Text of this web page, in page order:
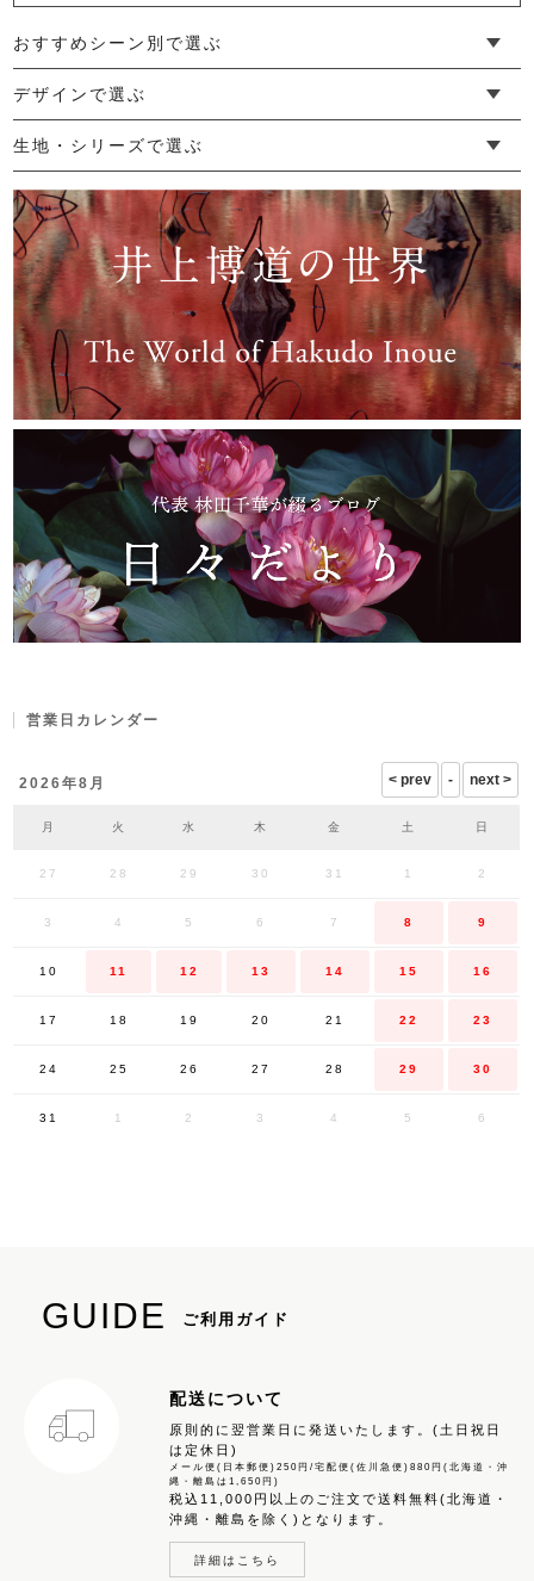
おすすめシーン別で選ぶ
└ 新生活
└ 和装
└ 旅行
└ 快眠
└ お祝い
デザインで選ぶ
└ ゆったりデザイン
└ 小柄さんにおすすめデザイン
└ 袖付きデザイン
└ メンズ・ユニセックスデザイン
└ 暮らしの黒色特集
生地・シリーズで選ぶ
└ 手紬手織り麻
└ 先染め麻
└ からみ織
└ グレーズリネン
└ 綿麻帆布
└ リネンツイード
└ リネンハンプ
└ ざっくり麻
└ オーガニックの蚊帳
└ かやキノミシリーズ
└ ふちどりシリーズ
└ 花紋シリーズ
└ 小紋シリーズ
└ 華わびシリーズ
└ 波ステッチシリーズ
└ あゆみ鹿シリーズ
└ 森の鹿シリーズ
└ まほろばシリーズ
└ 刺し子渦シリーズ
└ 革の水玉シリーズ
└ 新ビオシリーズ
営業日カレンダー
2026年8月
月 火 水 木 金 土 日
27 28 29 30 31 1 2
3 4 5 6 7 8 9
10 11 12 13 14 15 16
17 18 19 20 21 22 23
24 25 26 27 28 29 30
31 1 2 3 4 5 6
GUIDE ご利用ガイド
配送について
原則的に翌営業日に発送いたします。(土日祝日
は定休日)
メール便(日本郵便)250円/宅配便(佐川急便)880円(北海道・沖
縄・離島は1,650円)
税込11,000円以上のご注文で送料無料(北海道・
沖縄・離島を除く)となります。
詳細はこちら